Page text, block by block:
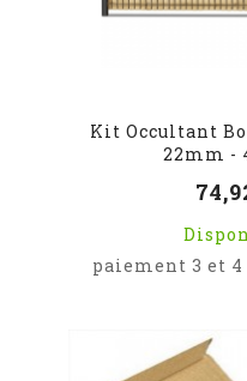
Kit Occultant
22mm -
paiement 3 et